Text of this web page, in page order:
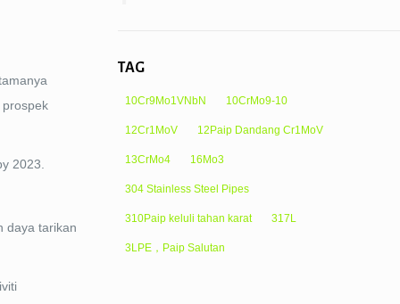
2023.
daya tarikan
TAG
10Cr9Mo1VNbN 10CrMo9-10
12Cr1MoV 12Paip Dandang Cr1MoV
13CrMo4 16Mo3
304 Stainless Steel Pipes
310Paip keluli tahan karat 317L
3LPE，Paip Salutan